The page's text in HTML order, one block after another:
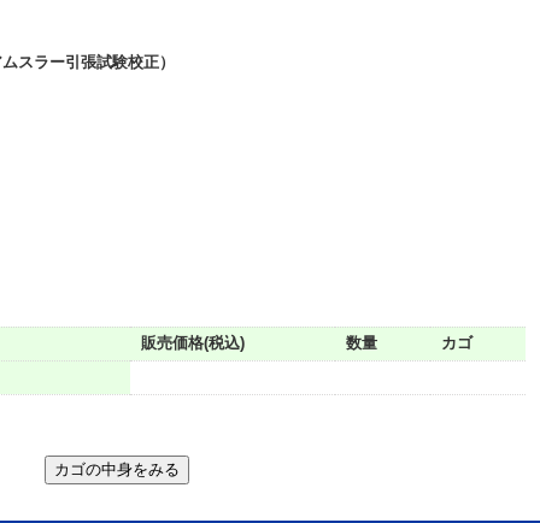
スラー引張試験校正）
販売価格(税込) 数量 カゴ